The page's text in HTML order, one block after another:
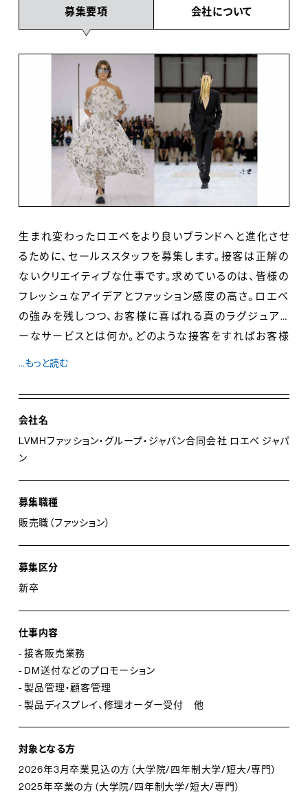
募集要項 会社について
生まれ変わったロエベをより良いブランドへと進化させ
るために、セールススタッフを募集します。接客は正解の
ないクリエイティブな仕事です。求めているのは、皆様の
フレッシュなアイデアとファッション感度の高さ。ロエベ
の強みを残しつつ、お客様に喜ばれる真のラグジュアリ
ーなサービスとは何か。どのような接客をすればお客様
の心を掴めるのか。それを考えるところからお任せしま
...もっと読む
会社名
LVMHファッション・グループ・ジャパン合同会社 ロエベ ジャパ
ン
募集職種
販売職（ファッション）
募集区分
新卒
仕事内容
- 接客販売業務
- DM送付などのプロモーション
- 製品管理・顧客管理
- 製品ディスプレイ、修理オーダー受付 他
対象となる方
2026年3月卒業見込の方（大学院/四年制大学/短大/専門）
2025年卒業の方（大学院/四年制大学/短大/専門）